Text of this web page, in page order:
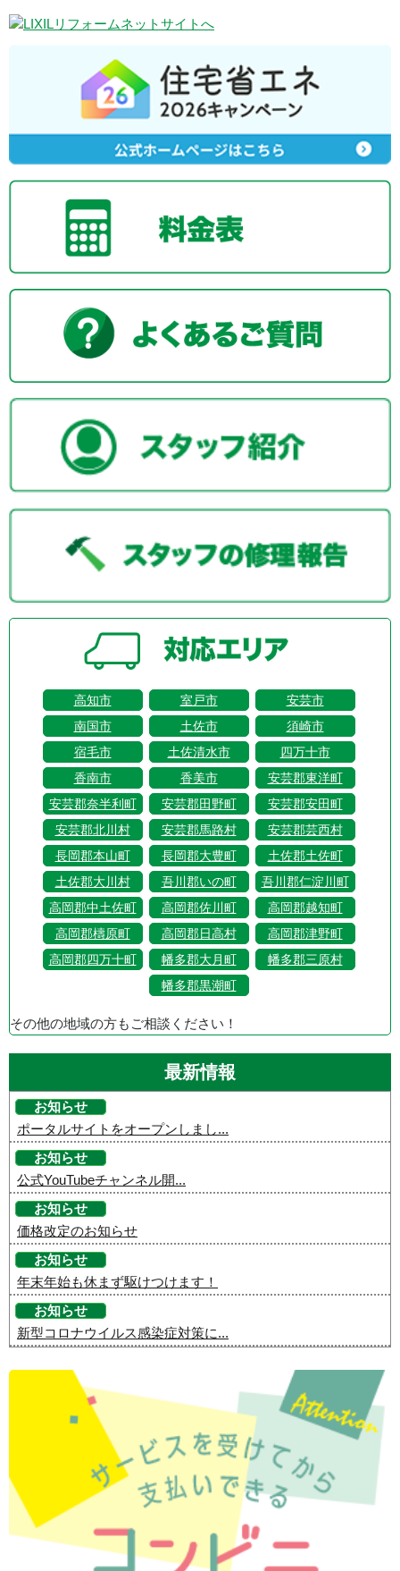
高知市 室戸市
安芸市
南国市
土佐市
須崎市
宿毛市
土佐清水市
四万十市
香南市
香美市
安芸郡東洋町
安芸郡奈半利町
安芸郡田野町
安芸郡安田町
安芸郡北川村
安芸郡馬路村
安芸郡芸西村
長岡郡本山町
長岡郡大豊町
土佐郡土佐町
土佐郡大川村
吾川郡いの町
吾川郡仁淀川町
高岡郡中土佐町
高岡郡佐川町
高岡郡越知町
高岡郡檮原町
高岡郡日高村
高岡郡津野町
高岡郡四万十町
幡多郡大月町
幡多郡三原村
幡多郡黒潮町
その他の地域の方もご相談ください！
最新情報
お知らせ
ポータルサイトをオープンしまし...
お知らせ
公式YouTubeチャンネル開...
お知らせ
価格改定のお知らせ
お知らせ
年末年始も休まず駆けつけます！
お知らせ
新型コロナウイルス感染症対策に...